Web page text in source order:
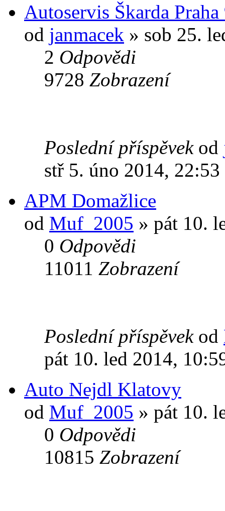
Autoservis Škarda Praha
od janmacek » sob 25.
2 Odpovědi
9728 Zobrazení
Poslední příspěvek od
stř 5. úno 2014, 22:53
APM Domažlice
od Muf_2005 » pát 10.
0 Odpovědi
11011 Zobrazení
Poslední příspěvek od
pát 10. led 2014,
Auto Nejdl Klatovy
od Muf_2005 » pát 10.
0 Odpovědi
10815 Zobrazení